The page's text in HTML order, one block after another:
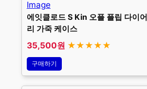
에잇클로드 S Kin 오플 플립 다이어
리 가죽 케이스
35,500원 ★★★★★
구매하기